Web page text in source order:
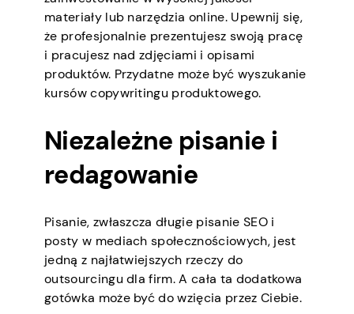
materiały lub narzędzia online. Upewnij się,
że profesjonalnie prezentujesz swoją pracę
i pracujesz nad zdjęciami i opisami
produktów. Przydatne może być wyszukanie
kursów copywritingu produktowego.
Niezależne pisanie i
redagowanie
Pisanie, zwłaszcza długie pisanie SEO i
posty w mediach społecznościowych, jest
jedną z najłatwiejszych rzeczy do
outsourcingu dla firm. A cała ta dodatkowa
gotówka może być do wzięcia przez Ciebie.